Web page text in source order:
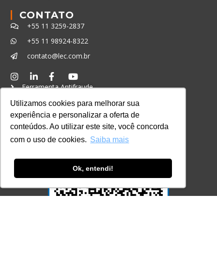
Utilizamos cookies para melhorar sua
experiência e personalizar a oferta de
conteúdos. Ao utilizar este site, você concorda
com o uso de cookies. Saiba mais
Ok, entendi!
CONTATO
+55 11 3259-2837
+55 11 98924-8322
contato@lec.com.br
Ferramenta Antifraude
Consulte aqui o cadastro da Instituição no
Sistema e-MEC